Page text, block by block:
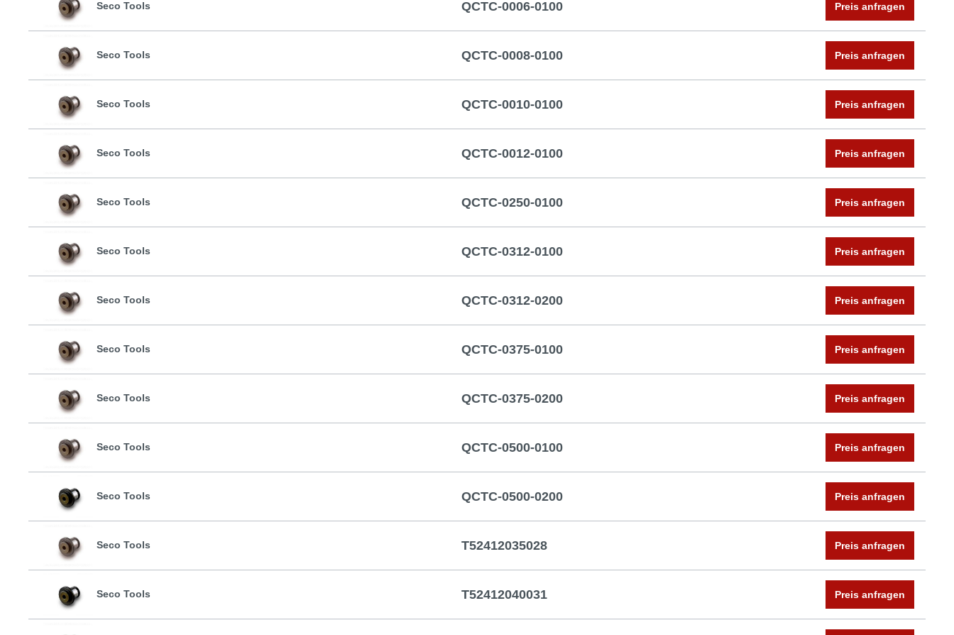
Seco Tools QCTC-0006-0100 Preis anfragen
Seco Tools QCTC-0008-0100 Preis anfragen
Seco Tools QCTC-0010-0100 Preis anfragen
Seco Tools QCTC-0012-0100 Preis anfragen
Seco Tools QCTC-0250-0100 Preis anfragen
Seco Tools QCTC-0312-0100 Preis anfragen
Seco Tools QCTC-0312-0200 Preis anfragen
Seco Tools QCTC-0375-0100 Preis anfragen
Seco Tools QCTC-0375-0200 Preis anfragen
Seco Tools QCTC-0500-0100 Preis anfragen
Seco Tools QCTC-0500-0200 Preis anfragen
Seco Tools T52412035028 Preis anfragen
Seco Tools T52412040031 Preis anfragen